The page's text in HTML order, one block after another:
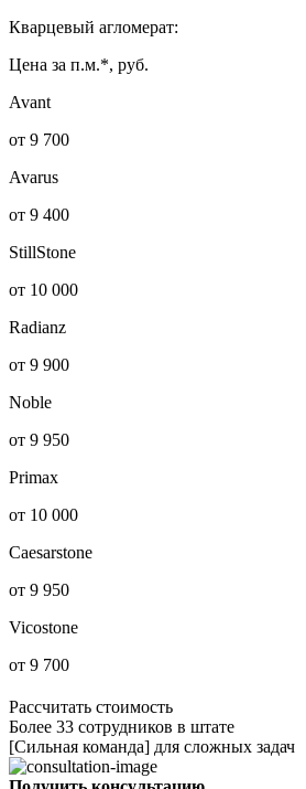
Кварцевый агломерат:
Цена за п.м.*, руб.
Avant
от 9 700
Avarus
от 9 400
StillStone
от 10 000
Radianz
от 9 900
Noble
от 9 950
Primax
от 10 000
Caesarstone
от 9 950
Vicostone
от 9 700
Рассчитать стоимость
Более 33 сотрудников в штате
[Сильная команда] для сложных задач